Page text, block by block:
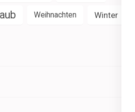
Weihnachten Winter